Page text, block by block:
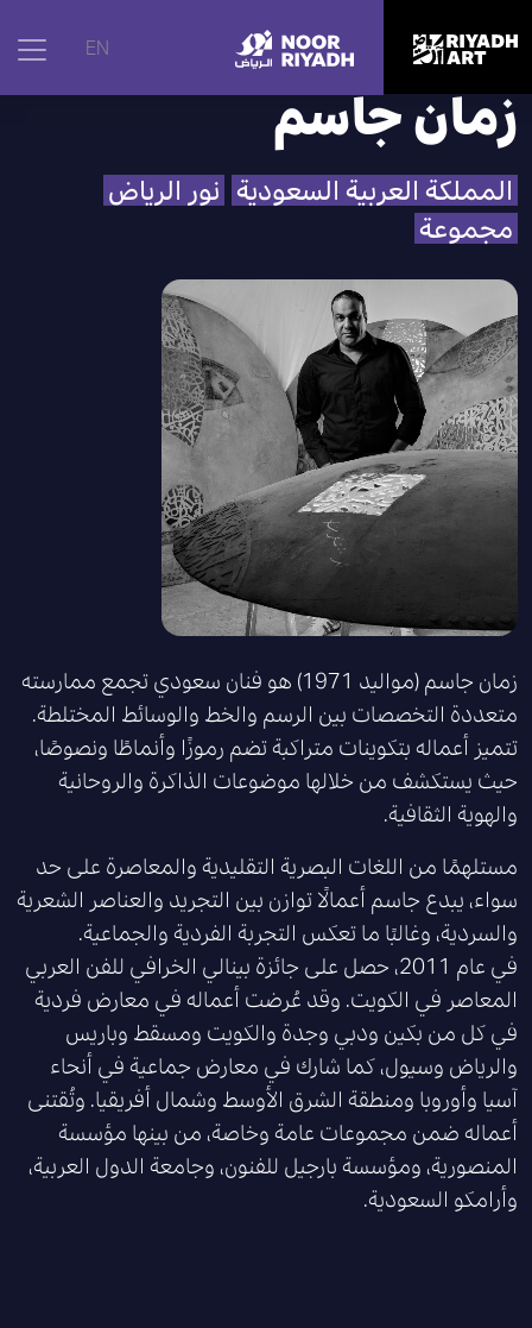
EN الرئيسية | الفنانون زمان جاسم
زمان جاسم
المملكة العربية السعودية نور الرياض
مجموعة
زمان جاسم (مواليد 1971) هو فنان سعودي تجمع ممارسته
متعددة التخصصات بين الرسم والخط والوسائط المختلطة.
تتميز أعماله بتكوينات متراكبة تضم رموزًا وأنماطًا ونصوصًا،
حيث يستكشف من خلالها موضوعات الذاكرة والروحانية
والهوية الثقافية.
مستلهمًا من اللغات البصرية التقليدية والمعاصرة على حد
سواء، يبدع جاسم أعمالًا توازن بين التجريد والعناصر الشعرية
والسردية، وغالبًا ما تعكس التجربة الفردية والجماعية.
في عام 2011، حصل على جائزة بينالي الخرافي للفن العربي
المعاصر في الكويت. وقد عُرضت أعماله في معارض فردية
في كل من بكين ودبي وجدة والكويت ومسقط وباريس
والرياض وسيول، كما شارك في معارض جماعية في أنحاء
آسيا وأوروبا ومنطقة الشرق الأوسط وشمال أفريقيا. وتُقتنى
أعماله ضمن مجموعات عامة وخاصة، من بينها مؤسسة
المنصورية، ومؤسسة بارجيل للفنون، وجامعة الدول العربية،
وأرامكو السعودية.